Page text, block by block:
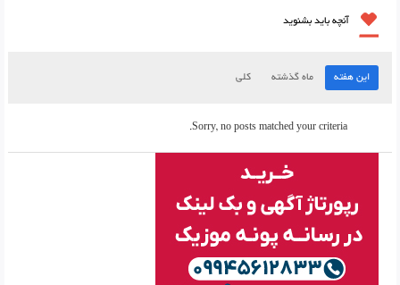
آنچه باید بشنوید
این هفته ماه گذشته کلی
Sorry, no posts matched your criteria.